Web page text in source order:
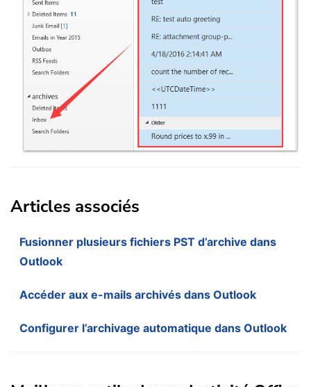
Articles associés
Fusionner plusieurs fichiers PST d’archive dans
Outlook
Accéder aux e-mails archivés dans Outlook
Configurer l’archivage automatique dans Outlook